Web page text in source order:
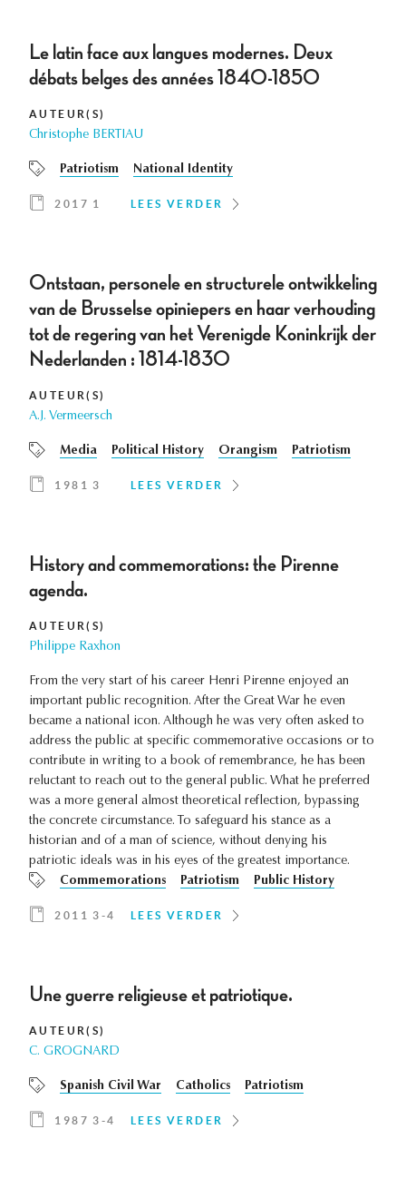
Le latin face aux langues modernes. Deux
débats belges des années 1840-1850
AUTEUR(S)
Christophe BERTIAU
Patriotism National Identity
2017 1 LEES VERDER
Ontstaan, personele en structurele ontwikkeling
van de Brusselse opiniepers en haar verhouding
tot de regering van het Verenigde Koninkrijk der
Nederlanden : 1814-1830
AUTEUR(S)
A.J. Vermeersch
Media Political History Orangism Patriotism
1981 3 LEES VERDER
History and commemorations: the Pirenne
agenda.
AUTEUR(S)
Philippe Raxhon
From the very start of his career Henri Pirenne enjoyed an
important public recognition. After the Great War he even
became a national icon. Although he was very often asked to
address the public at specific commemorative occasions or to
contribute in writing to a book of remembrance, he has been
reluctant to reach out to the general public. What he preferred
was a more general almost theoretical reflection, bypassing
the concrete circumstance. To safeguard his stance as a
historian and of a man of science, without denying his
patriotic ideals was in his eyes of the greatest importance.
Commemorations
Patriotism Public History
2011 3-4 LEES VERDER
Une guerre religieuse et patriotique.
AUTEUR(S)
C. GROGNARD
Spanish Civil War Catholics Patriotism
1987 3-4 LEES VERDER